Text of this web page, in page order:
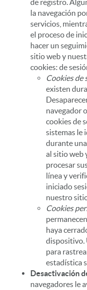
de registro.
la navegación
servicios,
el proceso de
hacer un
sitio web y
cookies: de
Cookies de
existen
navegador
cookies de
sistemas le
durante
al sitio web
procesar
línea y
iniciado
nuestro
Cookies
haya
dispositivo.
para
estadística
Desactivación
navegadores le